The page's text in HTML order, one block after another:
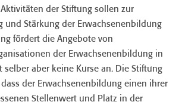
der Stiftung sollen zur
und Stärkung der Erwachsenenbildung
fördert die Angebote von
der Erwachsenenbildung in
selber aber keine Kurse an. Die Stiftung
der Erwachsenenbildung einen ihrer
Stellenwert und Platz in der